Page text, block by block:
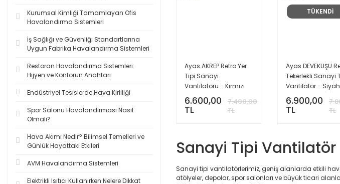
Kurumsal Kimliği Tamamlayan Ofis
Havalandırma Sistemleri
İş Sağlığı ve Güvenliği Standartlarına
Uygun Fabrika Havalandırma Sistemleri
Restoran Havalandırma Sistemleri:
Hijyen ve Konforun Anahtarı
Endüstriyel Tesislerde Hava Kirliliği
Spor Salonu Havalandırması Nasıl
Olmalı?
Hava Akımı Nedir? Bilimsel Temelleri ve
Günlük Hayattaki Etkileri
AVM Havalandırma Sistemleri
Elektrikli Isıtıcı Kullanırken Nelere Dikkat
Ayas AKREP Retro Yer
Tipi Sanayi
Vantilatörü - Kırmızı
6.600,00
TL
7.400,00
TL
TÜKENDİ
Ayas DEVEKUŞU
Tekerlekli Sanayi
Vantilatör - Siyah
Kasa
6.900,00
TL
TL
Sanayi Tipi
Sanayi tipi vantilatörlerimiz, geniş alanlarda etkili
atölyeler, depolar, spor salonları ve büyük ticari